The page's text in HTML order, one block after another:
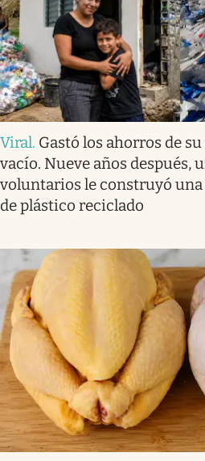
Viral. Gastó los ahorros de
vacío. Nueve años después,
voluntarios le construyó una
de plástico reciclado